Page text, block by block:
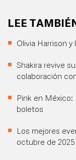
LEE
Olivia Harrison
Shakira revive
colaboración
Pink en México:
boletos
Los mejores
octubre de 2025